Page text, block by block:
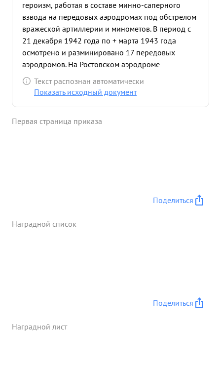
героизм, работая в составе минно-саперного
взвода на передовых аэродромах под обстрелом
вражеской артиллерии и минометов. В период с
21 декабря 1942 года по + марта 1943 года
осмотрено и разминировано 17 передовых
аэродромов. На Ростовском аэродроме
обнаружено 600 тонн отечественных бомб,
оставленных нашими частями при отходе. Немцы
несколько часов до взрыва. Тов. ТОСХОПОРАН
Текст распознан автоматически
Показать исходный документ
Первая страница приказа
Поделиться
Наградной список
Поделиться
Наградной лист